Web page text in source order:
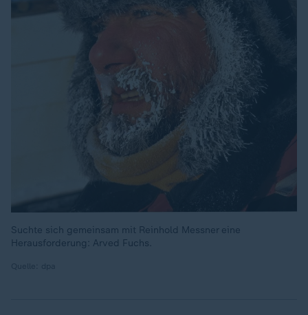
Suchte sich gemeinsam mit Reinhold Messner eine
Herausforderung: Arved Fuchs.